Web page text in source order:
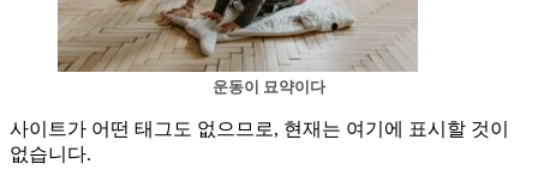
운동이 묘약이다
사이트가 어떤 태그도 없으므로, 현재는 여기에 표시할 것이
없습니다.